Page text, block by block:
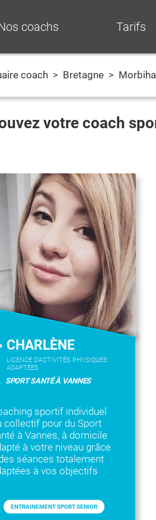
coachs Tarifs
coach > Bretagne >
votre coach
CHARLÈNE
LICENCE D’ACTIVITÉS PHYSIQUES
ADAPTÉES
SPORT SANTÉ À VANNES
sportif individuel
collectif pour du Sport
à Vannes, à domicile
à votre niveau grâce
séances totalement
à vos objectifs
ENTRAINEMENT SPORT SENIOR